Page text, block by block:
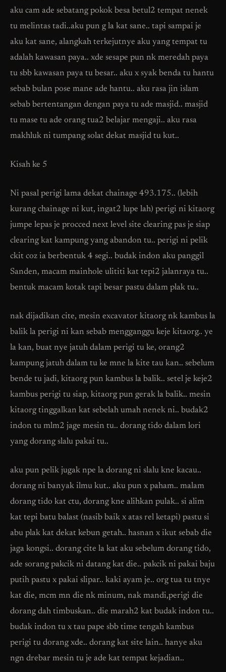
aku cam ade sebatang pokok besa betul2 tempat nenek
tu melintas tadi..aku pun g la kat sane.. tapi sampai je
aku kat sane, alangkah terkejutnye aku yang tempat tu
adalah kawasan paya.. xde sesape pun nk meredah paya
tu sbb kawasan paya tu besar.. aku x syak benda tu hantu
sebab bulan pose mane ade hantu.. aku rasa jin islam
sebab bertentangan dengan paya tu ade masjid.. masjid
tu mase tu ade orang tua2 belajar mengaji.. aku rasa
makhluk ni tumpang solat dekat masjid tu kut..
Kisah ke 5
Ni pasal perigi lama dekat chainage 493.175.. (lebih
kurang chainage ni kut, ingat2 lupe lah) perigi ni kitaorg
jumpe lepas je procced next level site clearing pas je siap
clearing kat kampung yang abandon tu.. perigi ni pelik
ckit coz ia berbentuk 4 segi.. budak indon aku panggil
Sanden, macam mainhole ulititi kat tepi2 jalanraya tu..
bentuk macam kotak tapi besar pastu dalam plak tu..
nak dijadikan cite, mesin excavator kitaorg nk kambus la
balik la perigi ni kan sebab mengganggu keje kitaorg.. ye
la kan, buat nye jatuh dalam perigi tu ke, orang2
kampung jatuh dalam tu ke mne la kite tau kan.. sebelum
bende tu jadi, kitaorg pun kambus la balik.. setel je keje2
kambus perigi tu siap, kitaorg pun gerak la balik.. mesin
kitaorg tinggalkan kat sebelah umah nenek ni.. budak2
indon tu mlm2 jage mesin tu.. dorang tido dalam lori
yang dorang slalu pakai tu..
aku pun pelik jugak npe la dorang ni slalu kne kacau..
dorang ni banyak ilmu kut.. aku pun x paham.. malam
dorang tido kat ctu, dorang kne alihkan pulak.. si alim
kat tepi batu balast (nasib baik x atas rel ketapi) pastu si
abu plak kat dekat kebun getah.. hasnan x ikut sebab die
jaga kongsi.. dorang cite la kat aku sebelum dorang tido,
ade sorang pakcik ni datang kat die.. pakcik ni pakai baju
putih pastu x pakai slipar.. kaki ayam je.. org tua tu tnye
kat die, mcm mn die nk minum, nak mandi,perigi die
dorang dah timbuskan.. die marah2 kat budak indon tu..
budak indon tu x tau pape sbb time tengah kambus
perigi tu dorang xde.. dorang kat site lain.. hanye aku
ngn drebar mesin tu je ade kat tempat kejadian..